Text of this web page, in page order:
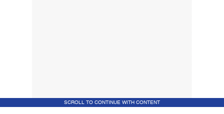
SCROLL TO CONTINUE WITH CONTENT